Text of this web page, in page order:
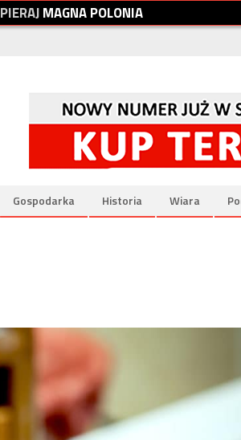
PIERAJMAGNAPOLONIA
Gospodarka Historia Wiara